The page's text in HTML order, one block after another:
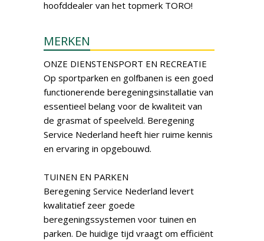
hoofddealer van het topmerk TORO!
MERKEN
ONZE DIENSTENSPORT EN RECREATIE
Op sportparken en golfbanen is een goed
functionerende beregeningsinstallatie van
essentieel belang voor de kwaliteit van
de grasmat of speelveld. Beregening
Service Nederland heeft hier ruime kennis
en ervaring in opgebouwd.
TUINEN EN PARKEN
Beregening Service Nederland levert
kwalitatief zeer goede
beregeningssystemen voor tuinen en
parken. De huidige tijd vraagt om efficiënt